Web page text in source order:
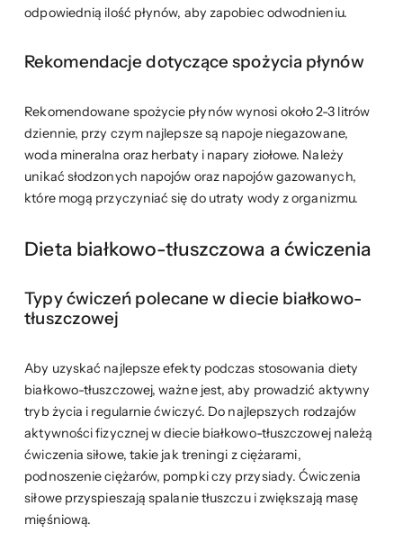
odpowiednią ilość płynów, aby zapobiec odwodnieniu.
Rekomendacje dotyczące spożycia płynów
Rekomendowane spożycie płynów wynosi około 2-3 litrów
dziennie, przy czym najlepsze są napoje niegazowane,
woda mineralna oraz herbaty i napary ziołowe. Należy
unikać słodzonych napojów oraz napojów gazowanych,
które mogą przyczyniać się do utraty wody z organizmu.
Dieta białkowo-tłuszczowa a ćwiczenia
Typy ćwiczeń polecane w diecie białkowo-
tłuszczowej
Aby uzyskać najlepsze efekty podczas stosowania diety
białkowo-tłuszczowej, ważne jest, aby prowadzić aktywny
tryb życia i regularnie ćwiczyć. Do najlepszych rodzajów
aktywności fizycznej w diecie białkowo-tłuszczowej należą
ćwiczenia siłowe, takie jak treningi z ciężarami,
podnoszenie ciężarów, pompki czy przysiady. Ćwiczenia
siłowe przyspieszają spalanie tłuszczu i zwiększają masę
mięśniową.